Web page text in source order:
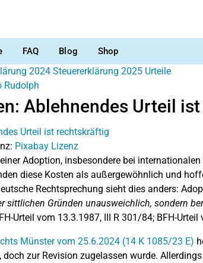
FAQ Blog Shop
2024 Steuererklärung 2025 Urteile
Rudolph
Ablehnendes Urteil
Pixabay Lizenz
Adoption, insbesondere bei
diese Kosten als außergewöhnlich und
Rechtsprechung sieht dies anders:
sittlichen Gründen unausweichlich, sondern
Urteil vom 13.3.1987, III R 301/84; BFH-
Münster vom 25.6.2024 (14 K 1085/23 E)
zur Revision zugelassen wurde.